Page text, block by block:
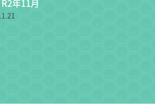
年11月